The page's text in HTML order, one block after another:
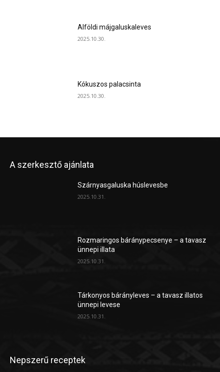
Alföldi májgaluskaleves
2025.10.30.
Kókuszos palacsinta
2025.10.30.
A szerkesztő ajánlata
Szárnyasgaluska húslevesbe
2025.10.31.
Rozmaringos báránypecsenye – a tavasz
ünnepi illata
2025.10.31.
Tárkonyos bárányleves – a tavasz illatos
ünnepi levese
2025.10.31.
Nepszerű receptek